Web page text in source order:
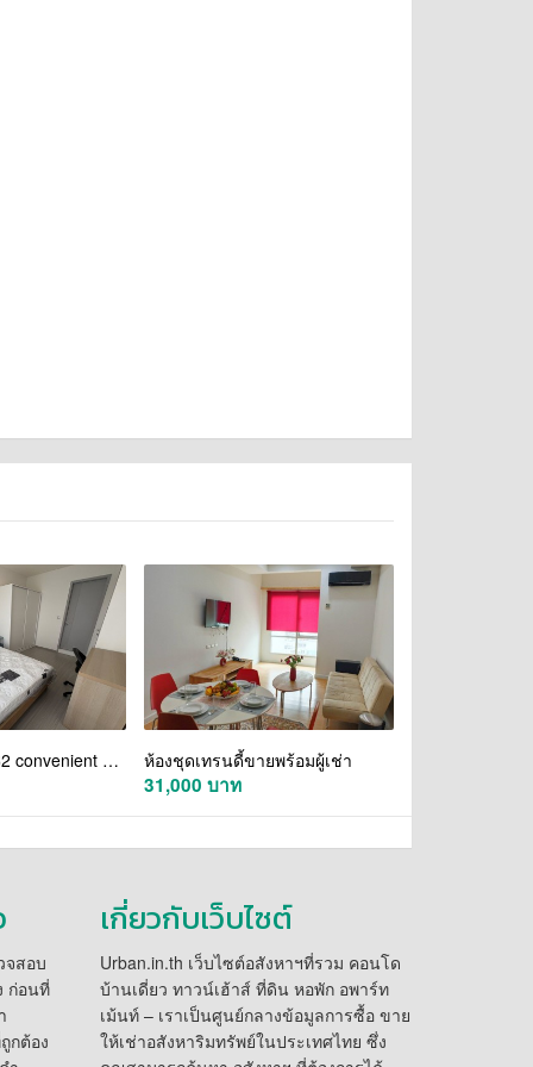
Life Sukhumvit 62 convenient 21st floor BTS BangChak ห้องชุดเทรนดี้ขายพร้อมผู้เช่า
31,000 บาท
จสอบ
ก่อนที่
กต้อง
เกี่ยวกับเว็บไซต์
Urban.in.th เว็บไซต์อสังหาฯที่รวม คอนโด
บ้านเดี่ยว ทาวน์เฮ้าส์ ที่ดิน หอพัก อพาร์ท
เม้นท์ – เราเป็นศูนย์กลางข้อมูลการซื้อ ขาย
ให้เช่าอสังหาริมทรัพย์ในประเทศไทย ซึ่ง